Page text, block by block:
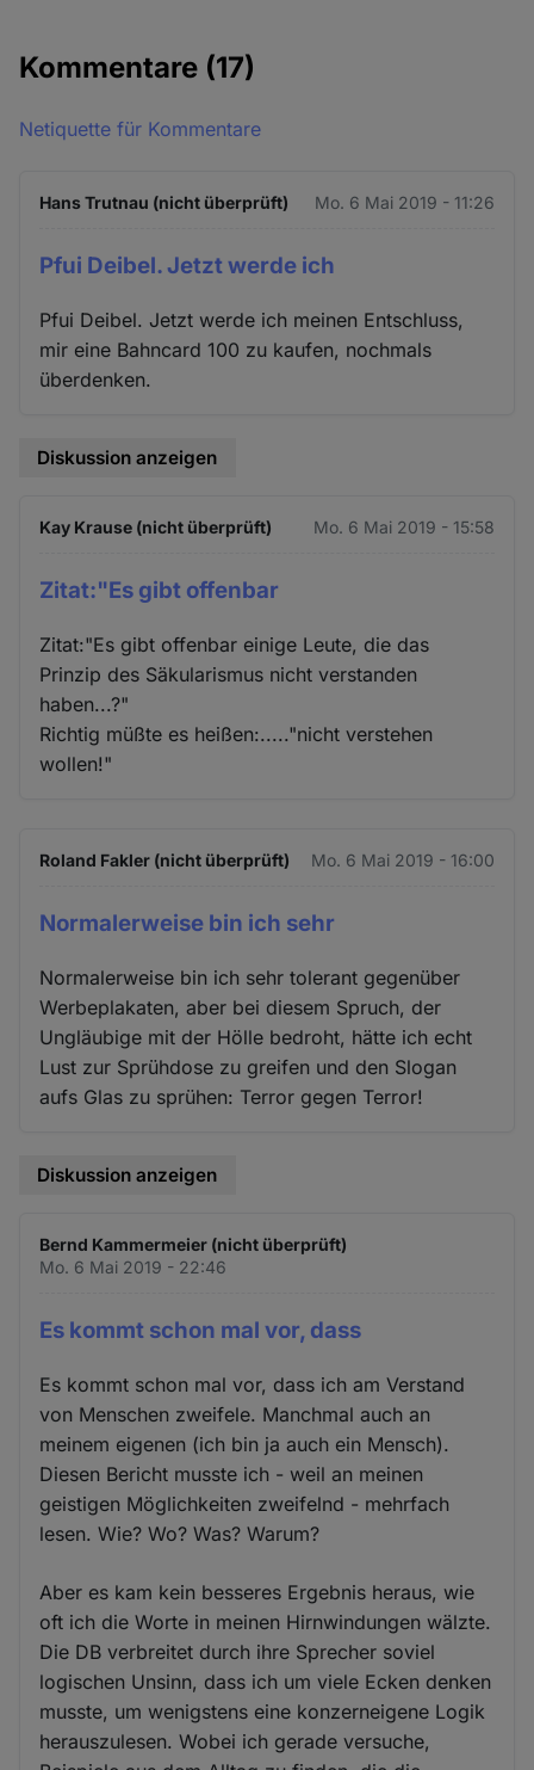
Kommentare (17)
Netiquette für Kommentare
Hans Trutnau (nicht überprüft) Mo. 6 Mai 2019 - 11:26
Pfui Deibel. Jetzt werde ich
Pfui Deibel. Jetzt werde ich meinen Entschluss,
mir eine Bahncard 100 zu kaufen, nochmals
überdenken.
Diskussion anzeigen
Kay Krause (nicht überprüft) Mo. 6 Mai 2019 - 15:58
Zitat:"Es gibt offenbar
Zitat:"Es gibt offenbar einige Leute, die das
Prinzip des Säkularismus nicht verstanden
haben...?"
Richtig müßte es heißen:....."nicht verstehen
wollen!"
Roland Fakler (nicht überprüft) Mo. 6 Mai 2019 - 16:00
Normalerweise bin ich sehr
Normalerweise bin ich sehr tolerant gegenüber
Werbeplakaten, aber bei diesem Spruch, der
Ungläubige mit der Hölle bedroht, hätte ich echt
Lust zur Sprühdose zu greifen und den Slogan
aufs Glas zu sprühen: Terror gegen Terror!
Diskussion anzeigen
Bernd Kammermeier (nicht überprüft)
Mo. 6 Mai 2019 - 22:46
Es kommt schon mal vor, dass
Es kommt schon mal vor, dass ich am Verstand
von Menschen zweifele. Manchmal auch an
meinem eigenen (ich bin ja auch ein Mensch).
Diesen Bericht musste ich - weil an meinen
geistigen Möglichkeiten zweifelnd - mehrfach
lesen. Wie? Wo? Was? Warum?
Aber es kam kein besseres Ergebnis heraus, wie
oft ich die Worte in meinen Hirnwindungen wälzte.
Die DB verbreitet durch ihre Sprecher soviel
logischen Unsinn, dass ich um viele Ecken denken
musste, um wenigstens eine konzerneigene Logik
herauszulesen. Wobei ich gerade versuche,